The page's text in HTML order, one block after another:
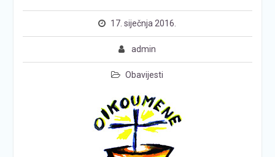
17. siječnja 2016.
admin
Obavijesti